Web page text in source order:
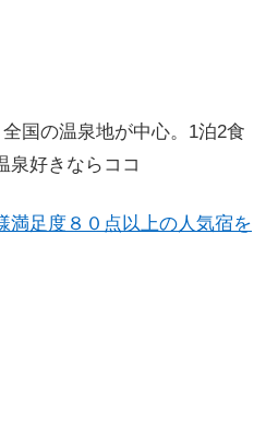
全国の温泉地が中心。1泊2食
泉好きならココ
足度８０点以上の人気宿を